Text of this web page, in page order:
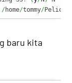
/home/tommy/Pelican
baru kita